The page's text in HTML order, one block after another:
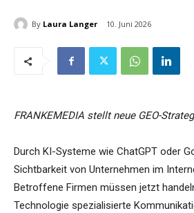
By Laura Langer 10. Juni 2026
FRANKEMEDIA stellt neue GEO-
Durch KI-Systeme wie ChatGPT oder
Sichtbarkeit von Unternehmen im
Betroffene Firmen müssen jetzt
Technologie spezialisierte